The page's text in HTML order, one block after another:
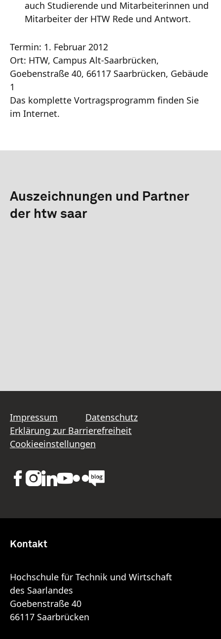
auch Studierende und Mitarbeiterinnen und
Mitarbeiter der HTW Rede und Antwort.
Termin: 1. Februar 2012
Ort: HTW, Campus Alt-Saarbrücken,
Goebenstraße 40, 66117 Saarbrücken, Gebäude
1
Das komplette Vortragsprogramm finden Sie
im Internet.
Auszeichnungen und Partner
der htw saar
Impressum
Datenschutz
Erklärung zur Barrierefreiheit
Cookieeinstellungen
Kontakt
Hochschule für Technik und Wirtschaft
des Saarlandes
Goebenstraße 40
66117 Saarbrücken